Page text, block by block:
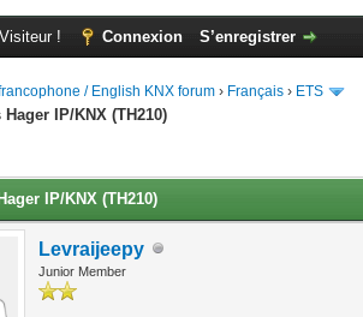
! Connexion S’enregistrer
/ English KNX forum › Français › ETS
Hager IP/KNX (TH210)
IP/KNX (TH210)
Levraijeepy
Junior Member